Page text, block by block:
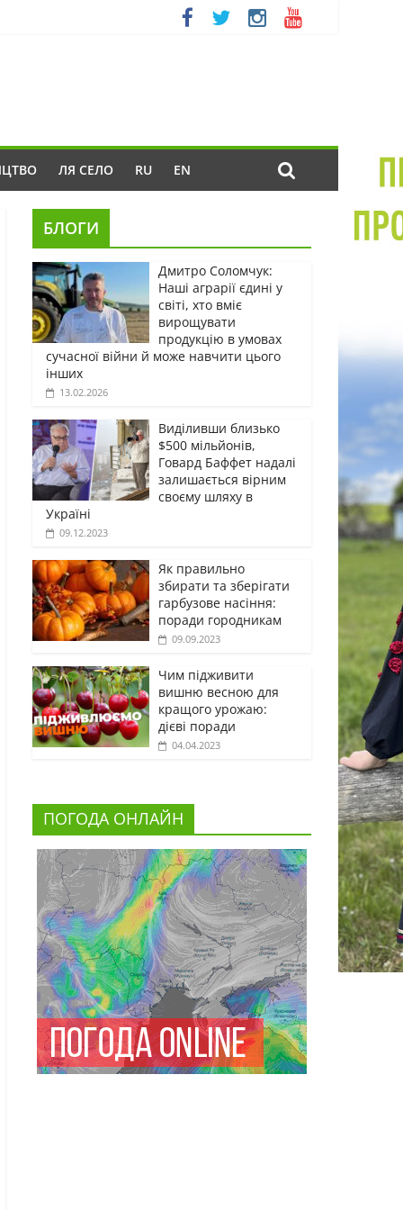
ЛЯ СЕЛО RU EN
БЛОГИ
Дмитро Соломчук:
Наші аграрії єдині у
світі, хто вміє
вирощувати
продукцію в умовах
сучасної війни й може навчити цього
інших
13.02.2026
Виділивши близько
$500 мільйонів,
Говард Баффет надалі
залишається вірним
своєму шляху в
Україні
09.12.2023
Як правильно
збирати та зберігати
гарбузове насіння:
поради городникам
09.09.2023
Чим підживити
вишню весною для
кращого урожаю:
дієві поради
04.04.2023
ПОГОДА ОНЛАЙН